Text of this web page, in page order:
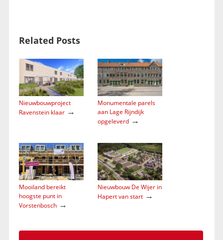
Related Posts
Nieuwbouwproject
Ravenstein klaar→
Monumentale parels
aan Lage Rijndijk
opgeleverd→
Mooiland bereikt
hoogste punt in
Vorstenbosch→
Nieuwbouw De Wijer in
Hapert van start→